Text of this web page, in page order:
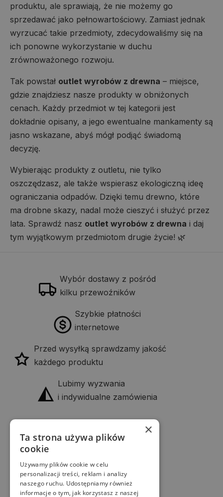
produktu, ale sprawiają, że nie możemy go
sprzedawać jako pełnowartościowy. Zamiast jednak
wyrzucać takie przedmioty, zdecydowaliśmy się na
ich ponowne wykorzystanie w duchu
zrównoważonego rozwoju.
Tak powstał outlet wyrobów z drewna – miejsce,
gdzie znajdziesz nasze produkty w obniżonych
cenach. Każdy przedmiot w tej kategorii jest
dokładnie opisany, a jego ewentualne mankamenty są
jasno wskazane, abyś mógł podjąć świadomą
decyzję.
Wybierając produkty z outletu, nie tylko
oszczędzasz, ale także wspierasz ekologiczną ideę
ograniczania odpadów. Dzięki temu drewno, które
ma drobne skazy, nadal może cieszyć i służyć przez
lata. Sprawdź nasz outlet wyrobów z drewna i daj
tym wyjątkowym przedmiotom drugie życie! 🌿
Wybór dostawy z pośród
kilku przewoźników
Szybkie płatności
internetowe
Przed wysyłką sprawdzamy jakość
każdego produktu
Lubimy wyzwania
i indywidualne zamówienia
Firma
KANDO Piotr Pyka
NIP: 645-232-63-12
Kontakt
biuro@w-deche.pl
×
Ta strona używa plików
cookie
Używamy plików cookie w celu
personalizacji treści, reklam i analizy
naszego ruchu. Udostępniamy również
informacje o tym, jak korzystasz z naszej